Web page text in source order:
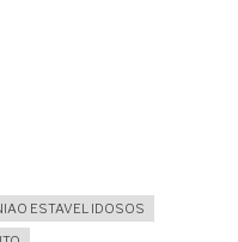
ESTAVEL IDOSOS